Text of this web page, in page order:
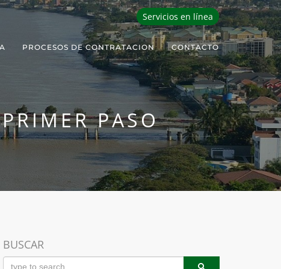
Servicios en línea
PROCESOS DE CONTRATACION CONTACTO
PASO
BUSCAR